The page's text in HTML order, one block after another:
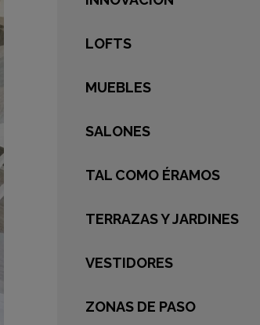
LOFTS
MUEBLES
SALONES
TAL COMO ÉRAMOS
TERRAZAS Y JARDINES
VESTIDORES
ZONAS DE PASO